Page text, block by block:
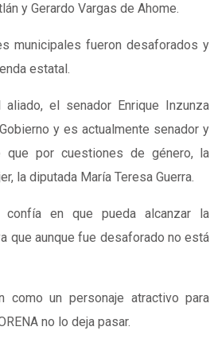
y Gerardo Vargas de Ahome.
municipales fueron desaforados y
estatal.
el senador Enrique Inzunza
y es actualmente senador y
por cuestiones de género, la
la diputada María Teresa Guerra.
en que pueda alcanzar la
que aunque fue desaforado no está
un personaje atractivo para
no lo deja pasar.